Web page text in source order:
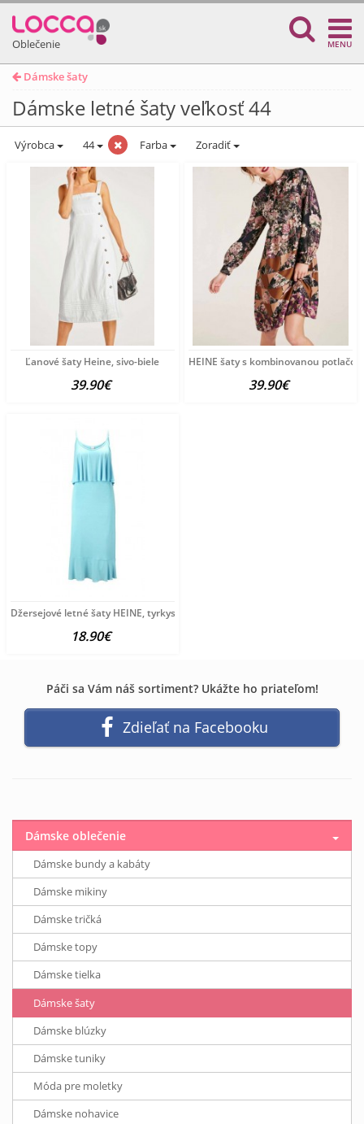
Oblečenie MENU
Dámske šaty
Dámske letné šaty veľkosť 44
Výrobca 44 Farba Zoradiť
Ľanové šaty Heine, sivo-biele
39.90€
HEINE šaty s kombinovanou potlačou
39.90€
Džersejové letné šaty HEINE, tyrkysová
18.90€
Páči sa Vám náš sortiment? Ukážte ho priateľom!
Zdieľať na Facebooku
Dámske oblečenie
Dámske bundy a kabáty
Dámske mikiny
Dámske tričká
Dámske topy
Dámske tielka
Dámske šaty
Dámske blúzky
Dámske tuniky
Móda pre moletky
Dámske nohavice